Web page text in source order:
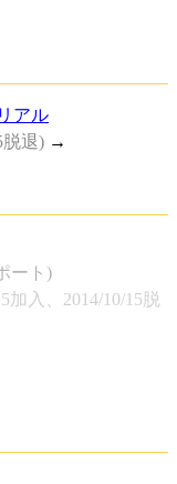
アル
脱退) →
ート)
加入、2014/10/15脱